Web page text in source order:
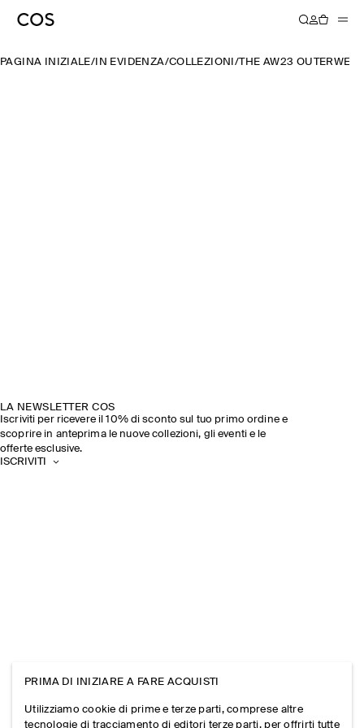
PAGINA INIZIALE/ IN EVIDENZA/COLLEZIONI /THE AW23
LA NEWSLETTER COS
Iscriviti per ricevere il 10% di sconto sul tuo primo ordine e
scoprire in anteprima le nuove collezioni, gli eventi e le
offerte esclusive.
ISCRIVITI
PRIMA DI INIZIARE A FARE ACQUISTI
Utilizziamo cookie di prime e terze parti, comprese altre
tecnologie di tracciamento di editori terze parti, per offrirti tutte